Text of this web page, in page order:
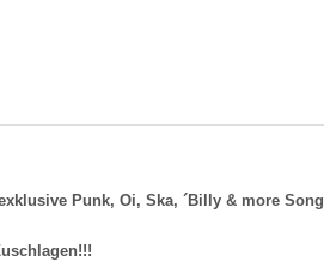
Punk, Oi, Ska, ´Billy & more